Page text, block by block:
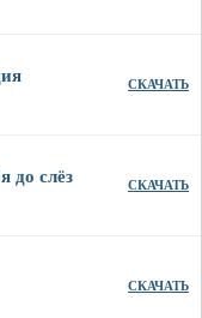
СКАЧАТЬ
до слёз СКАЧАТЬ
СКАЧАТЬ